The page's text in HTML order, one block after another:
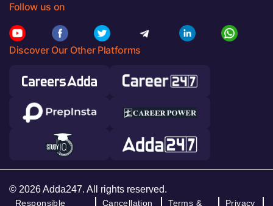
Follow us on
Discover Our Other Platforms
© 2026 Adda247. All rights reserved.
Responsible Cancellation Terms & Privacy